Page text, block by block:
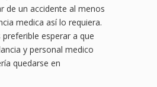
de un accidente al menos
medica así lo requiera.
esperar a que
y personal medico
quedarse en